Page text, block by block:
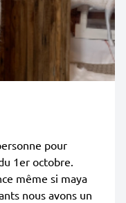
pour
1er octobre.
même si maya
nous avons un